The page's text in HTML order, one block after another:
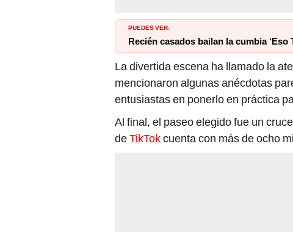
PUEDES VER:
Recién casados bailan la cumbia
La divertida escena ha llamado la
mencionaron algunas anécdotas
entusiastas en ponerlo en práctica
Al final, el paseo elegido fue un
deTikTokcuenta con más de ocho